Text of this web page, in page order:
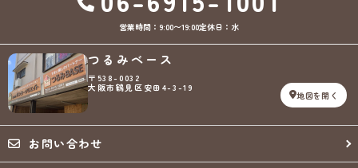
て、お客さまの個人情報（お客さまの電子メールアドレス、氏名、住
所、電話番号等）を取得いたしますが、これらの個人情報は下記の目的
に利用させていただきます。
(1) 不動産についてのサービスの提供
(2) 不動産についてのサービスのアフターサービスの提供
(3) 不動産についてのサービスのお知らせ・ＰＲ、調査・データ集積、
研究開発
(4) ウェブサイトシステム管理会社（以下「サイト管理会社」といいま
す。）への提供。
(5) その他上記(1)から(4)に附随する業務の実施
営業時間：9:00〜19:00定休日：水
つるみベース
〒538-0032
大阪市鶴見区安田4-3-19
地図を開く
お問い合わせ